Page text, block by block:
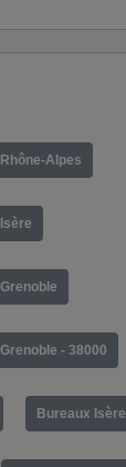
Alpes
- 38000
Bureaux Isère